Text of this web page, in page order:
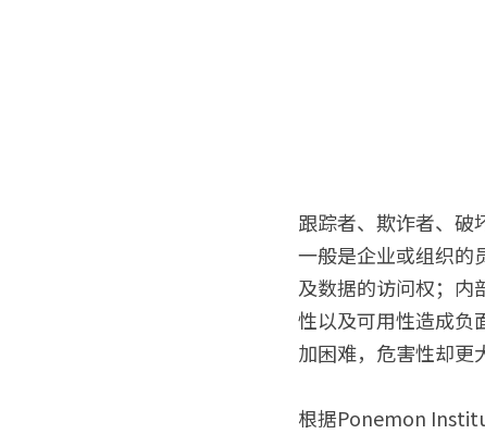
跟踪者、欺诈者、破
一般是企业或组织的
及数据的访问权；内
性以及可用性造成负
加困难，危害性却更
根据Ponemon